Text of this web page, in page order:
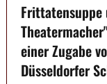
einer Zugabe
Düsseldorfer